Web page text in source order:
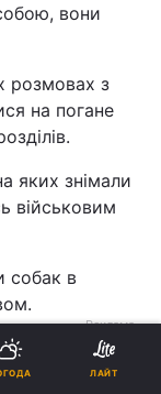
вони
розмовах з
на погане
яких знімали
військовим
собак в
Реклама
ЛАЙТ